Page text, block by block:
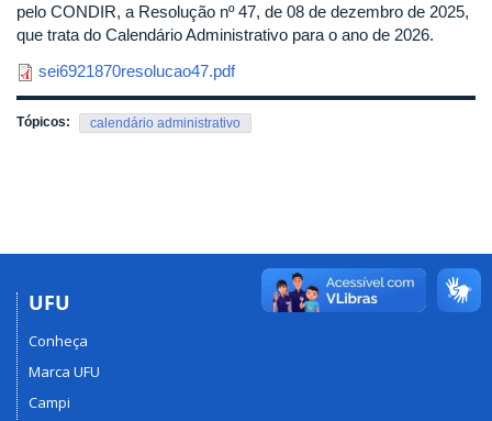
pelo CONDIR, a Resolução nº 47, de 08 de dezembro de 2025,
que trata do Calendário Administrativo para o ano de 2026.
sei6921870resolucao47.pdf
Tópicos: calendário administrativo
UFU
Conheça
Marca UFU
Campi